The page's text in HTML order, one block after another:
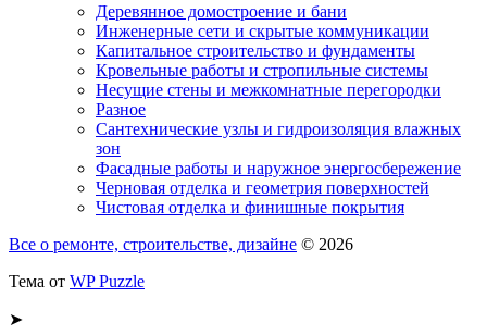
Деревянное домостроение и бани
Инженерные сети и скрытые коммуникации
Капитальное строительство и фундаменты
Кровельные работы и стропильные системы
Несущие стены и межкомнатные перегородки
Разное
Сантехнические узлы и гидроизоляция влажных
зон
Фасадные работы и наружное энергосбережение
Черновая отделка и геометрия поверхностей
Чистовая отделка и финишные покрытия
Все о ремонте, строительстве, дизайне © 2026
Тема от WP Puzzle
➤